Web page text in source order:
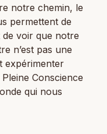
notre chemin, le
permettent de
voir que notre
n’est pas une
expérimenter
Conscience
qui nous